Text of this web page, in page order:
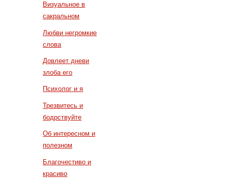
Визуальное в
сакральном
Любви негромкие
слова
Довлеет дневи
злоба его
Психолог и я
Трезвитесь и
бодрствуйте
Об интересном и
полезном
Благочестиво и
красиво